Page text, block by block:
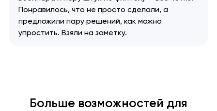
Спасибо
Понравилось, что не просто сделали, а
предложили пару решений, как можно
упростить. Взяли на заметку.
Больше возможностей для
Спасибо
отправлена!
Мы свяжемся с вами в
Закрыть